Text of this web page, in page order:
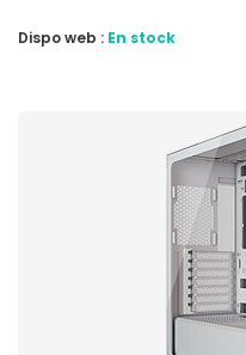
Dispo web : En stock